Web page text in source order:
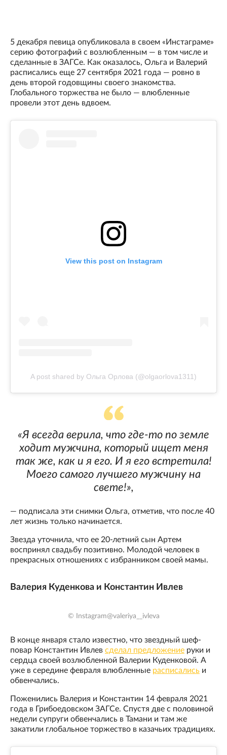
5 декабря певица опубликовала в своем «Инстаграме»
серию фотографий с возлюбленным — в том числе и
сделанные в ЗАГСе. Как оказалось, Ольга и Валерий
расписались еще 27 сентября 2021 года — ровно в
день второй годовщины своего знакомства.
Глобального торжества не было — влюбленные
провели этот день вдвоем.
View this post on Instagram
A post shared by Ольга Орлова (@olgaorlova1311)
«Я всегда верила, что где-то по земле
ходит мужчина, который ищет меня
так же, как и я его. И я его встретила!
Моего самого лучшего мужчину на
свете!»,
— подписала эти снимки Ольга, отметив, что после 40
лет жизнь только начинается.
Звезда уточнила, что ее 20-летний сын Артем
воспринял свадьбу позитивно. Молодой человек в
прекрасных отношениях с избранником своей мамы.
Валерия Куденкова и Константин Ивлев
© Instagram@valeriya__ivleva
В конце января стало известно, что звездный шеф-
повар Константин Ивлев сделал предложение руки и
сердца своей возлюбленной Валерии Куденковой. А
уже в середине февраля влюбленные расписались и
обвенчались.
Поженились Валерия и Константин 14 февраля 2021
года в Грибоедовском ЗАГСе. Спустя две с половиной
недели супруги обвенчались в Тамани и там же
закатили глобальное торжество в казачьих традициях.